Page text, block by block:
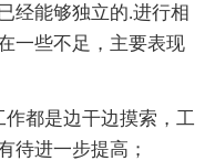
经能够独立的.进行相
一些不足，主要表现
都是边干边摸索，工
待进一步提高；